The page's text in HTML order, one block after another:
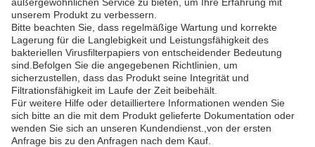
unserem Produkt zu verbessern.
Bitte beachten Sie, dass regelmäßige Wartung und korrekte
Lagerung für die Langlebigkeit und Leistungsfähigkeit des
bakteriellen Virusfilterpapiers von entscheidender Bedeutung
sind.Befolgen Sie die angegebenen Richtlinien, um
sicherzustellen, dass das Produkt seine Integrität und
Filtrationsfähigkeit im Laufe der Zeit beibehält.
Für weitere Hilfe oder detailliertere Informationen wenden Sie
sich bitte an die mit dem Produkt gelieferte Dokumentation oder
wenden Sie sich an unseren Kundendienst.,von der ersten
Anfrage bis zu den Anfragen nach dem Kauf.